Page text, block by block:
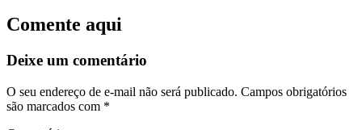
Comente aqui
Deixe um comentário
O seu endereço de e-mail não será publicado. Campos obrigatórios
são marcados com *